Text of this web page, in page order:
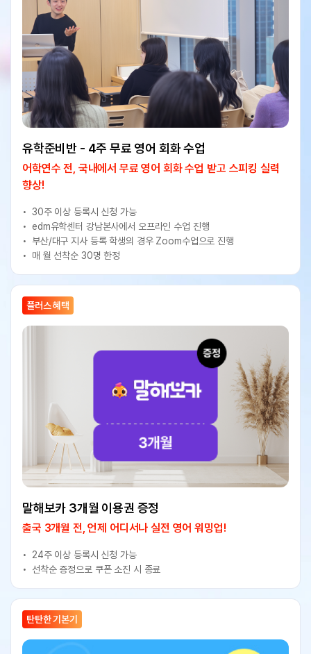
유학준비반 - 4주 무료 영어 회화 수업
어학연수 전, 국내에서 무료 영어 회화 수업 받고 스피킹 실력
향상!
30주 이상 등록시 신청 가능
edm유학센터 강남본사에서 오프라인 수업 진행
부산/대구 지사 등록 학생의 경우 Zoom수업으로 진행
매 월 선착순 30명 한정
플러스 혜택
말해보카 3개월 이용권 증정
출국 3개월 전, 언제 어디서나 실전 영어 워밍업!
24주 이상 등록시 신청 가능
선착순 증정으로 쿠폰 소진 시 종료
탄탄한 기본기